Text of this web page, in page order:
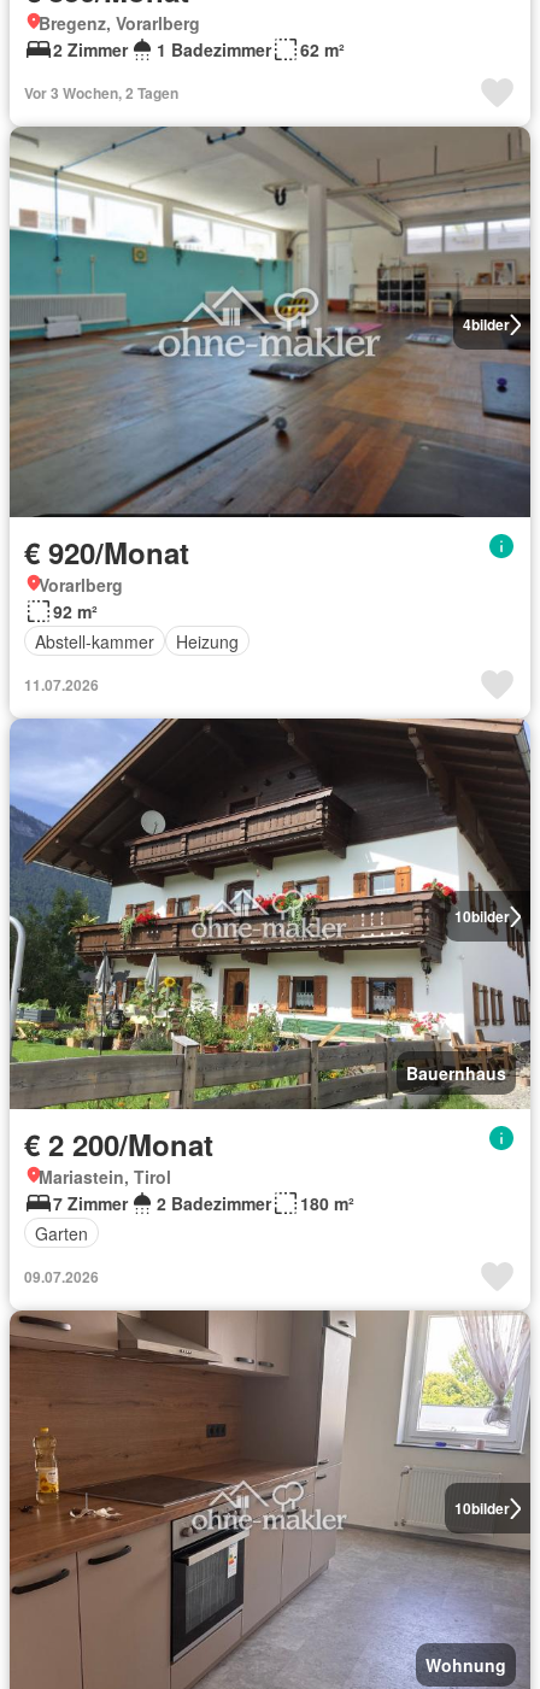
Bregenz, Vorarlberg
2 Zimmer
1 Badezimmer 62 m²
Vor 3 Wochen, 2 Tagen
4bilder
€ 920/Monat
Vorarlberg
92 m²
Abstell-kammer
Heizung
11.07.2026
10bilder
Bauernhaus
€ 2 200/Monat
Mariastein, Tirol
7 Zimmer
2 Badezimmer
180 m²
Garten
09.07.2026
10bilder
Wohnung